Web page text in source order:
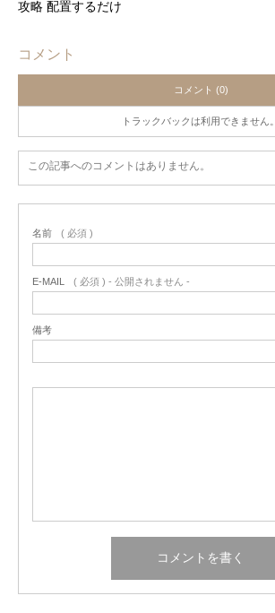
攻略 配置するだけ
コメント
コメント (0)
トラックバックは利用できません。
この記事へのコメントはありません。
名前 ( 必須 )
E-MAIL ( 必須 ) - 公開されません -
備考